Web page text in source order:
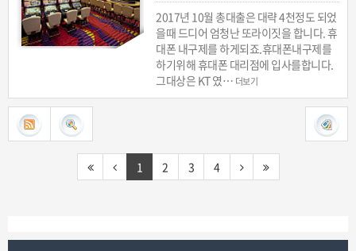
2017년 10월 총대출은 대략 4천정도 되었
을때 드디어 엄청난 또라이짓을 합니다. 휴
대폰 내구제를 하게되죠.휴대폰내구제를
하기위해 휴대폰 대리점에 입사를합니다.
그대상은 KT 였… 더보기
1 2 3 4